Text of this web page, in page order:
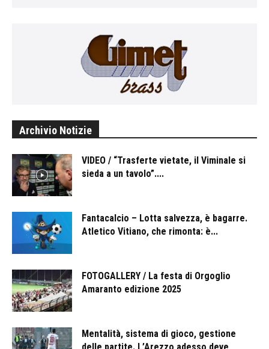
Archivio Notizie
VIDEO / “Trasferte vietate, il Viminale si
sieda a un tavolo”....
Fantacalcio – Lotta salvezza, è bagarre.
Atletico Vitiano, che rimonta: è...
FOTOGALLERY / La festa di Orgoglio
Amaranto edizione 2025
Mentalità, sistema di gioco, gestione